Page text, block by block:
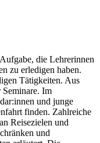
die Lehrerinnen
zu erledigen haben.
Tätigkeiten. Aus
Seminare. Im
und junge
finden. Zahlreiche
Reisezielen und
und